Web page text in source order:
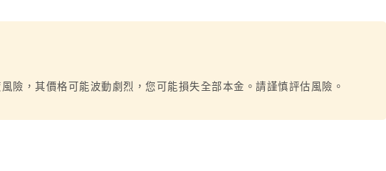
險，其價格可能波動劇烈，您可能損失全部本金。請謹慎評估風險。